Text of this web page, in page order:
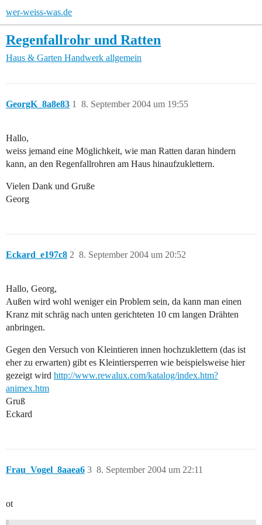
wer-weiss-was.de
Regenfallrohr und Ratten
Haus & Garten Handwerk allgemein
GeorgK_8a8e83 8. September 2004 um 19:55
1
Hallo,
weiss jemand eine Möglichkeit, wie man Ratten daran hindern
kann, an den Regenfallrohren am Haus hinaufzuklettern.
Vielen Dank und Gruße
Georg
Eckard_e197c8 8. September 2004 um 20:52
2
Hallo, Georg,
Außen wird wohl weniger ein Problem sein, da kann man einen
Kranz mit schräg nach unten gerichteten 10 cm langen Drähten
anbringen.
Gegen den Versuch von Kleintieren innen hochzuklettern (das ist
eher zu erwarten) gibt es Kleintiersperren wie beispielsweise hier
gezeigt wird http://www.rewalux.com/katalog/index.htm?
animex.htm
Gruß
Eckard
Frau_Vogel_8aaea6 8. September 2004 um 22:11
3
ot